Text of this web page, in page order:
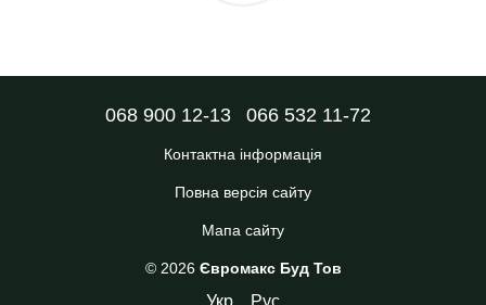
068 900 12-13 066 532 11-72
Контактна інформація
Повна версія сайту
Мапа сайту
© 2026 Євромакс Буд Тов
Укр Рус